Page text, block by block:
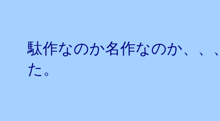
駄作なのか名作なのか、、
た。